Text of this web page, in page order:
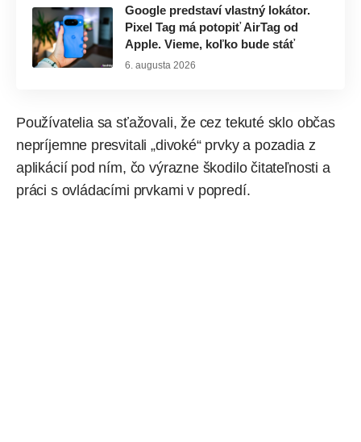
Google predstaví vlastný lokátor.
Pixel Tag má potopiť AirTag od
Apple. Vieme, koľko bude stáť
6. augusta 2026
Používatelia sa sťažovali, že cez tekuté sklo občas
nepríjemne presvitali „divoké“ prvky a pozadia z
aplikácií pod ním, čo výrazne škodilo čitateľnosti a
práci s ovládacími prvkami v popredí.